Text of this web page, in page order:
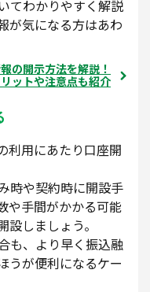
てわかりやすく解説
が気になる方はあわ
の開示方法を解説！
ットや注意点も紹介
利用にあたり口座開
時や契約時に開設手
や手間がかかる可能
しましょう。
も、より早く振込融
うが便利になるケー